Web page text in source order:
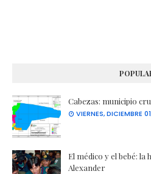
Cabezas: municipio
VIERNES, DICIEMBRE
El médico y el bebé:
Alexander